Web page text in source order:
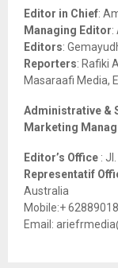
o
r
:
Editor in Chief:
Managing Editor:
Editors:
Reporters: Rafiki
Masaraafi Media,
Administrative &
Marketing
Editor’s Office :
Representatif
Australia
Mobile:+
Email: